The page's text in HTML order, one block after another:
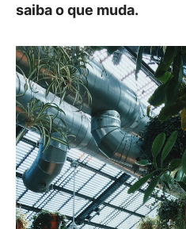
saiba o que muda.